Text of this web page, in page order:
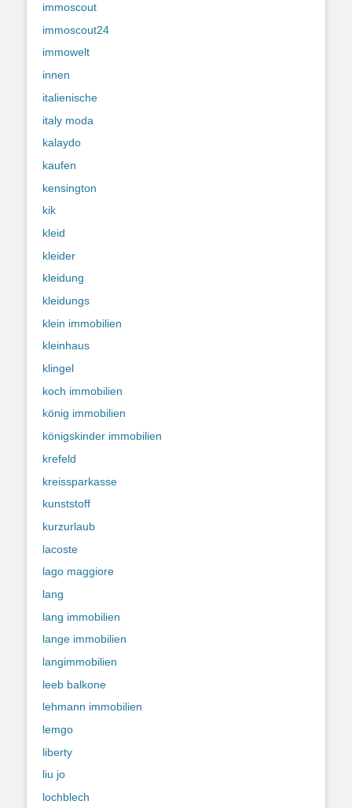
immoscout
immoscout24
immowelt
innen
italienische
italy moda
kalaydo
kaufen
kensington
kik
kleid
kleider
kleidung
kleidungs
klein immobilien
kleinhaus
klingel
koch immobilien
könig immobilien
königskinder immobilien
krefeld
kreissparkasse
kunststoff
kurzurlaub
lacoste
lago maggiore
lang
lang immobilien
lange immobilien
langimmobilien
leeb balkone
lehmann immobilien
lemgo
liberty
liu jo
lochblech